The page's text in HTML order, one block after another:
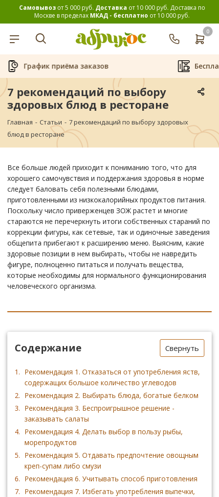
Самовывозот 5 000 руб. Доставка от 10 000 руб. Доставка по
Москве в пределах МКАД - бесплатно от 10 000 руб.
0
Бесплатная аренда кофемашин
7 рекомендаций по выбору
здоровых блюд в ресторане
Главная - Статьи - 7 рекомендаций по выбору здоровых
блюд в ресторане
Все больше людей приходит к пониманию того, что для
хорошего самочувствия и поддержания здоровья в норме
следует баловать себя полезными блюдами,
приготовленными из низкокалорийных продуктов питания.
Поскольку число приверженцев ЗОЖ растет и многие
стараются не перечеркнуть итоги собственных стараний по
коррекции фигуры, как сетевые, так и одиночные заведения
общепита прибегают к расширению меню. Выясним, какие
здоровые позиции в нем выбирать, чтобы не навредить
фигуре, полноценно питаться и получать вещества,
которые необходимы для нормального функционирования
человеческого организма.
Содержание Свернуть
Рекомендация 1. Отказаться от употребления яств,
содержащих большое количество углеводов
Рекомендация 2. Выбирать блюда, богатые белком
Рекомендация 3. Беспроигрышное решение -
заказывать салаты
Рекомендация 4. Делать выбор в пользу рыбы,
морепродуктов
Рекомендация 5. Отдавать предпочтение овощным
креп-супам либо смузи
Рекомендация 6. Учитывать способ приготовления
Рекомендация 7. Избегать употребления выпечки,